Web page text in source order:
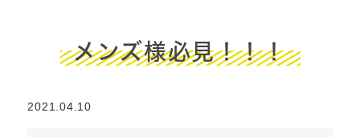
メンズ様必見！！！
2021.04.10